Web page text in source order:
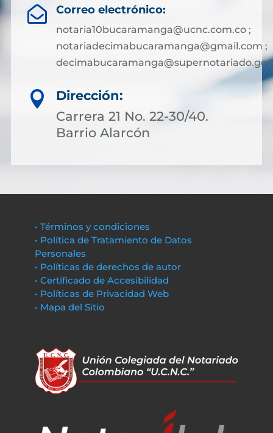
 Correo electrónico:
notaria10bucaramanga@ucnc.com.co ;
notariadecimabucaramanga@gmail.com ;

Dirección:
Carrera 21 No. 22-30/40.
Barrio Alarcón
• Términos y condiciones
• Política de Tratamiento de Datos
Personales
• Políticas de derechos de autor
• Certificado de Accesibilidad
• Políticas de Privacidad Web
• Mapa del Sitio